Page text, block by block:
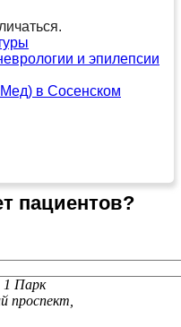
и эпилепсии
в Сосенском
пациентов?
Парк
проспект,